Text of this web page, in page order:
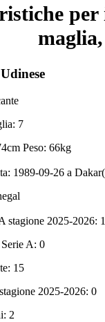
7
Peso: 66kg
1989-09-26 a
stagione 2025-2026: 1
A: 0
15
2025-2026: 0
2